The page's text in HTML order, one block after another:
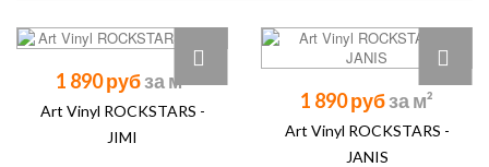
1 890 руб
Art Vinyl ROCKSTARS -
JIMI
1 890 руб
Art Vinyl ROCKSTARS -
JANIS